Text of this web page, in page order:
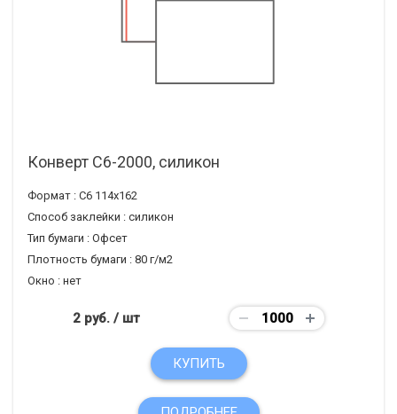
Конверт С6-2000, силикон
Формат : С6 114х162
Способ заклейки : силикон
Тип бумаги : Офсет
Плотность бумаги : 80 г/м2
Окно : нет
2 руб. / шт
КУПИТЬ